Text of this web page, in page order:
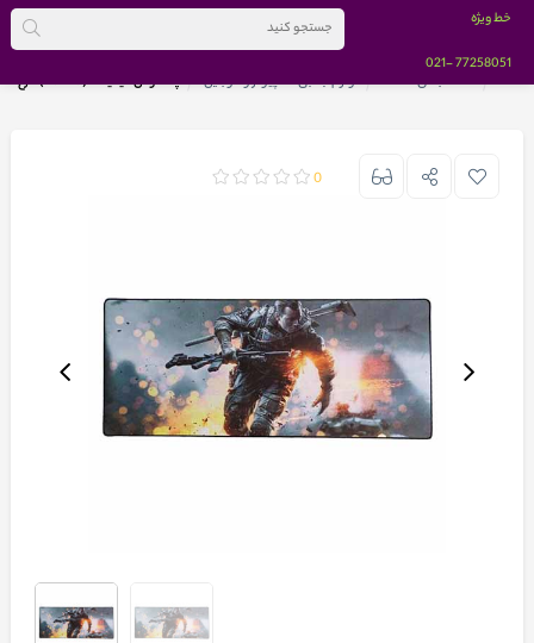
خط ویژه
77258051
-021
خانه
دسته بندی کالاها لوازم جانبی کامپیوتر و موبایل پد ماوس گیمینگ (90x40) طرح نیرو ویژه کد 2
0